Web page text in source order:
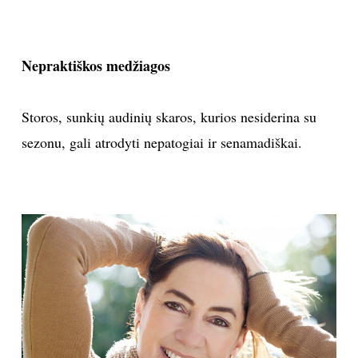
PRENUMERUOK
Prenumeruodami portalą,
Jūs sutinkate su
taisyklėmis
Nepraktiškos medžiagos
Storos, sunkių audinių skaros, kurios nesiderina su
sezonu, gali atrodyti nepatogiai ir senamadiškai.